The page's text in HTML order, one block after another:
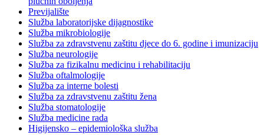
Previjalište
Služba laboratorijske dijagnostike
Služba mikrobiologije
Služba za zdravstvenu zaštitu djece do 6. godine i imunizaciju
Služba neurologije
Služba za fizikalnu medicinu i rehabilitaciju
Služba oftalmologije
Služba za interne bolesti
Služba za zdravstvenu zaštitu žena
Služba stomatologije
Služba medicine rada
Higijensko – epidemiološka služba